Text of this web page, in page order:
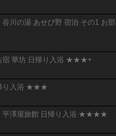
谷川の湯 あせび野 宿泊 その1 お
宿 華坊 日帰り入浴 ★★★+
り入浴 ★★★
平澤屋旅館 日帰り入浴 ★★★★